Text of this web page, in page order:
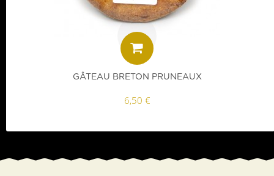
GÂTEAU BRETON PRUNEAUX
6,50 €